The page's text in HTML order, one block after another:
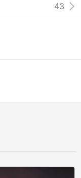
43